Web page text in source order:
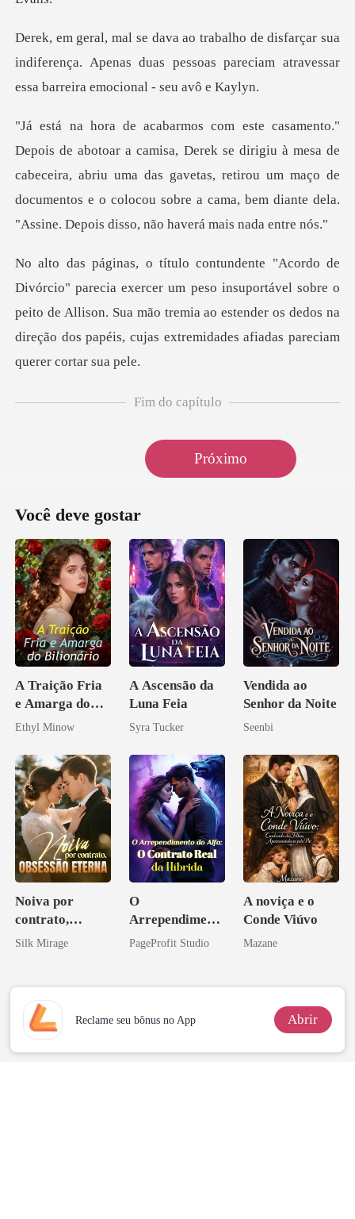
ar sua
indiferença. Apenas duas pessoas pareciam at
irigiu à mesa de
cabeceira, abriu uma das gavetas, retirou um maço de
documentos e o colo
peso insuportável sobre o
peito de Allison. Sua mão tremia ao estender os dedos
Fim do capítulo
Próximo
Você deve gostar
A Traição Fria
e Amarga do
Bilionário
Ethyl Minow
A Ascensão da
Luna Feia
Syra Tucker
Vendida ao
Senhor da Noite
Seenbi
Noiva por
contrato,
obsessão eterna
Silk Mirage
O
Arrependiment
o do Alfa: O
PageProfit Studio
A noviça e o
Conde Viúvo
Mazane
Reclame seu bônus no App Abrir